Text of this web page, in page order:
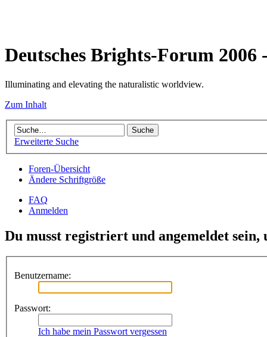
Deutsches Brights-Forum
Illuminating and elevating the naturalistic worldview.
Zum Inhalt
Erweiterte Suche
Foren-Übersicht
Ändere Schriftgröße
FAQ
Anmelden
Du musst registriert und angemeldet sein,
Benutzername:
Passwort:
Ich habe mein Passwort vergessen